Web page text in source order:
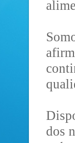
dos